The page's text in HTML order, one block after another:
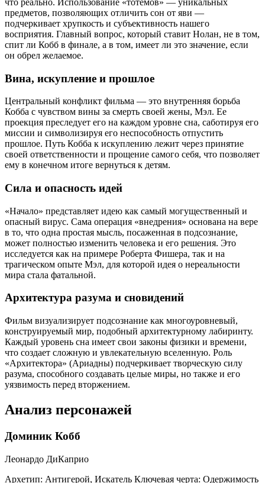
предметов, позволяющих отличить сон от яви —
подчеркивает хрупкость и субъективность нашего
восприятия. Главный вопрос, который ставит Нолан, не в том,
спит ли Кобб в финале, а в том, имеет ли это значение, если
он обрел желаемое.
Вина, искупление и прошлое
Центральный конфликт фильма — это внутренняя борьба
Кобба с чувством вины за смерть своей жены, Мэл. Ее
проекция преследует его на каждом уровне сна, саботируя его
миссии и символизируя его неспособность отпустить
прошлое. Путь Кобба к искуплению лежит через принятие
своей ответственности и прощение самого себя, что позволяет
ему в конечном итоге вернуться к детям.
Сила и опасность идей
«Начало» представляет идею как самый могущественный и
опасный вирус. Сама операция «внедрения» основана на вере
в то, что одна простая мысль, посаженная в подсознание,
может полностью изменить человека и его решения. Это
исследуется как на примере Роберта Фишера, так и на
трагическом опыте Мэл, для которой идея о нереальности
мира стала фатальной.
Архитектура разума и сновидений
Фильм визуализирует подсознание как многоуровневый,
конструируемый мир, подобный архитектурному лабиринту.
Каждый уровень сна имеет свои законы физики и времени,
что создает сложную и увлекательную вселенную. Роль
«Архитектора» (Ариадны) подчеркивает творческую силу
разума, способного создавать целые миры, но также и его
уязвимость перед вторжением.
Анализ персонажей
Доминик Кобб
Леонардо ДиКаприо
Архетип: Антигерой, Искатель Ключевая черта: Одержимость